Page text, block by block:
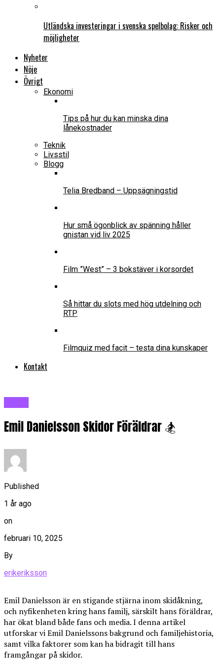
Utländska investeringar i svenska spelbolag: Risker och
möjligheter
Nyheter
Nöje
Övrigt
Ekonomi
Tips på hur du kan minska dina
lånekostnader
Teknik
Livsstil
Blogg
Telia Bredband – Uppsägningstid
Hur små ögonblick av spänning håller
gnistan vid liv 2025
Film ”West” – 3 bokstäver i korsordet
Så hittar du slots med hög utdelning och
RTP
Filmquiz med facit – testa dina kunskaper
Kontakt
Emil Danielsson Skidor Föräldrar 🏂
Published
1 år ago
on
februari 10, 2025
By
erikeriksson
Emil Danielsson är en stigande stjärna inom skidåkning,
och nyfikenheten kring hans familj, särskilt hans föräldrar,
har ökat bland både fans och media. I denna artikel
utforskar vi Emil Danielssons bakgrund och familjehistoria,
samt vilka faktorer som kan ha bidragit till hans
framgångar på skidor.